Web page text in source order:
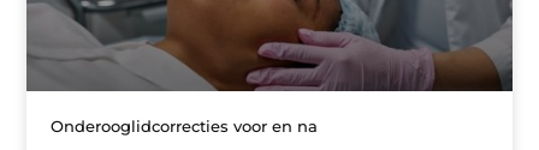
Onderooglidcorrecties voor en na